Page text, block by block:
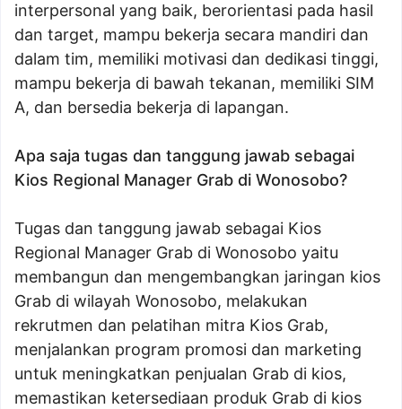
interpersonal yang baik, berorientasi pada hasil
dan target, mampu bekerja secara mandiri dan
dalam tim, memiliki motivasi dan dedikasi tinggi,
mampu bekerja di bawah tekanan, memiliki SIM
A, dan bersedia bekerja di lapangan.
Apa saja tugas dan tanggung jawab sebagai
Kios Regional Manager Grab di Wonosobo?
Tugas dan tanggung jawab sebagai Kios
Regional Manager Grab di Wonosobo yaitu
membangun dan mengembangkan jaringan kios
Grab di wilayah Wonosobo, melakukan
rekrutmen dan pelatihan mitra Kios Grab,
menjalankan program promosi dan marketing
untuk meningkatkan penjualan Grab di kios,
memastikan ketersediaan produk Grab di kios